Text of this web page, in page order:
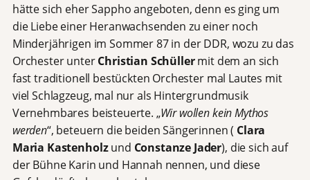
hätte sich eher Sappho angeboten, denn es ging um
die Liebe einer Heranwachsenden zu einer noch
Minderjährigen im Sommer 87 in der DDR, wozu zu das
Orchester unterChristian Schüllermit dem an sich
fast traditionell bestückten Orchester mal Lautes mit
viel Schlagzeug, mal nur als Hintergrundmusik
Vernehmbares beisteuerte. „Wir wollen kein Mythos
werden“, beteuern die beiden Sängerinnen ( Clara
Maria Kastenholzund Constanze Jader), die sich auf
der Bühne Karin und Hannah nennen, und diese